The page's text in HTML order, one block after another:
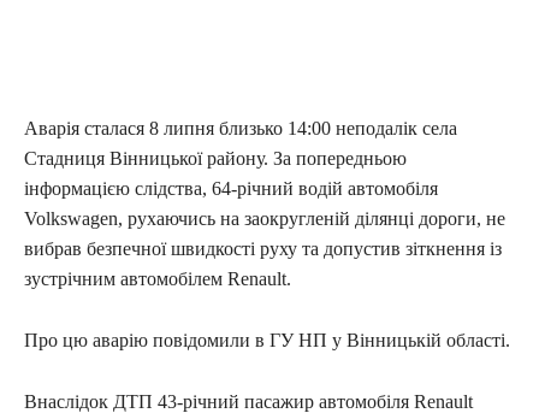
Аварія сталася 8 липня близько 14:00 неподалік села
Стадниця Вінницької району. За попередньою
інформацією слідства, 64-річний водій автомобіля
Volkswagen, рухаючись на заокругленій ділянці дороги, не
вибрав безпечної швидкості руху та допустив зіткнення із
зустрічним автомобілем Renault.
Про цю аварію повідомили в ГУ НП у Вінницькій області.
Внаслідок ДТП 43-річний пасажир автомобіля Renault